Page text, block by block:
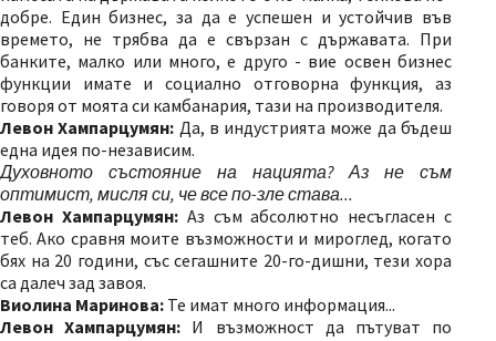
добре. Един бизнес, за да е успешен и устойчив във
времето, не трябва да е свързан с държавата. При
банките, малко или много, е друго - вие освен бизнес
функции имате и социално отговорна функция, аз
говоря от моята си камбанария, тази на производителя.
Левон Хампарцумян: Да, в индустрията може да бъдеш
една идея по-независим.
Духовното състояние на нацията? Аз не съм
оптимист, мисля си, че все по-зле става...
Левон Хампарцумян:Аз съм абсолютно несъгласен с
теб. Ако сравня моите възможности и мироглед, когато
бях на 20 години, със сегашните 20-го-дишни, тези хора
са далеч зад завоя.
Виолина Маринова: Те имат много информация...
Левон Хампарцумян: И възможност да пътуват по